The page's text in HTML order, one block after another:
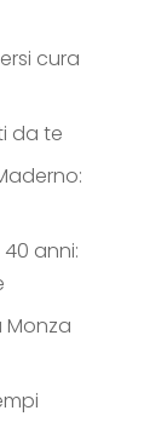
cura
da te
anni: